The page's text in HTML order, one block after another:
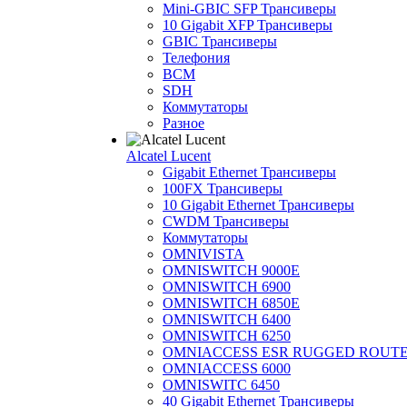
Mini-GBIC SFP Трансиверы
10 Gigabit XFP Трансиверы
GBIC Трансиверы
Телефония
BCM
SDH
Коммутаторы
Разное
Alcatel Lucent
Gigabit Ethernet Трансиверы
100FX Трансиверы
10 Gigabit Ethernet Трансиверы
CWDM Трансиверы
Коммутаторы
OMNIVISTA
OMNISWITCH 9000E
OMNISWITCH 6900
OMNISWITCH 6850E
OMNISWITCH 6400
OMNISWITCH 6250
OMNIACCESS ESR RUGGED
OMNIACCESS 6000
OMNISWITC 6450
40 Gigabit Ethernet Трансиверы